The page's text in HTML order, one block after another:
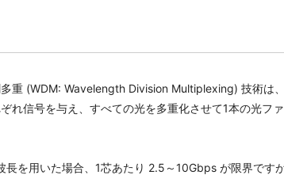
重 (WDM: Wavelength Division Multiplexing) 技術は
れ信号を与え、すべての光を多重化させて1本の光フ
長を用いた場合、1芯あたり 2.5～10Gbps が限界です